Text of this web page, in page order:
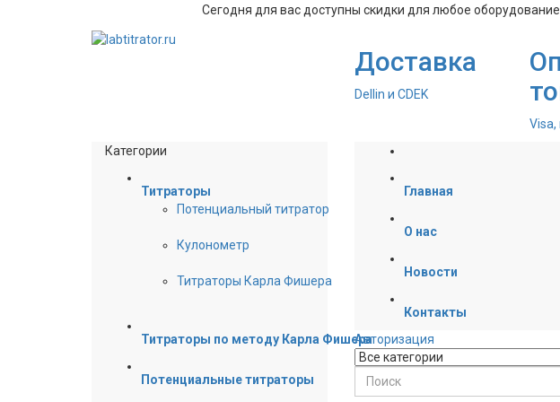
Сегодня для вас доступны скидки для любое
Доставка
Dellin и CDEK
Категории
Титраторы
Потенциальный титратор
Кулонометр
Титраторы Карла Фишера
Титраторы по методу Карла Фишера
Потенциальные титраторы
Главная
О нас
Новости
Контакты
Авторизация